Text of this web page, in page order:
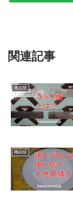
関連記事
機能紙
機能紙